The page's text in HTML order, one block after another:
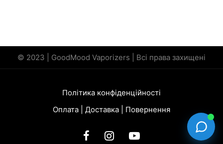
© 2023 | GoodMood Vaporizers | Всі права захищені
Політика конфіденційності
Оплата | Доставка | Повернення